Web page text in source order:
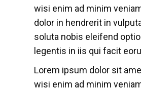
wisi enim ad minim
dolor in hendrerit in
soluta nobis eleifend
legentis in iis qui facit
Lorem ipsum dolor sit
wisi enim ad minim